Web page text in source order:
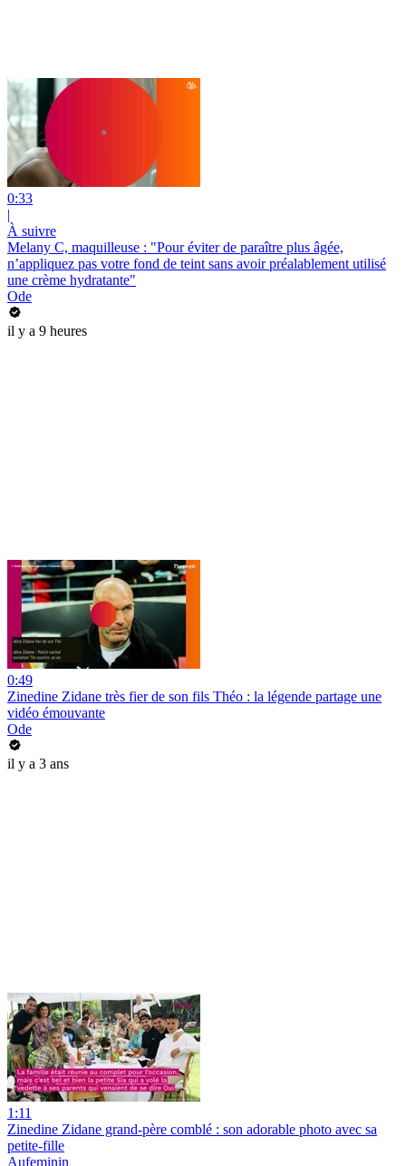
0:33
|
À suivre
Melany C, maquilleuse : "Pour éviter de paraître plus âgée,
n’appliquez pas votre fond de teint sans avoir préalablement utilisé
une crème hydratante"
Ode
il y a 9 heures
0:49
Zinedine Zidane très fier de son fils Théo : la légende partage une
vidéo émouvante
Ode
il y a 3 ans
1:11
Zinedine Zidane grand-père comblé : son adorable photo avec sa
petite-fille
Aufeminin